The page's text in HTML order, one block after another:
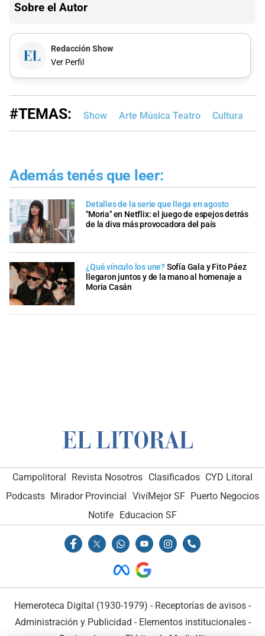
Sobre el Autor
Redacción Show
Ver Perfil
#TEMAS: Show Arte Música Teatro Cultura
Además tenés que leer:
Detalles de la serie que llega en agosto
"Moria" en Netflix: el juego de espejos detrás
de la diva más provocadora del país
¿Qué vínculo los une?Sofía Gala y Fito Páez
llegaron juntos y de la mano al homenaje a
Moria Casán
Campolitoral Revista Nosotros Clasificados CYD Litoral
Podcasts Mirador Provincial VivíMejor SF Puerto Negocios
Notife Educacion SF
Hemeroteca Digital (1930-1979) - Receptorías de avisos -
Administración y Publicidad - Elementos institucionales-